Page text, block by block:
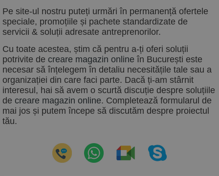
Pe site-ul nostru puteți urmări în permanență ofertele
speciale, promoțiile și pachete standardizate de
servicii & soluții adresate antreprenorilor.
Cu toate acestea, știm că pentru a-ți oferi soluții
potrivite de creare magazin online în București este
necesar să înțelegem în detaliu necesitățile tale sau a
organizației din care faci parte. Dacă ți-am stârnit
interesul, hai să avem o scurtă discuție despre soluțiile
de creare magazin online. Completează formularul de
mai jos și putem începe să discutăm despre proiectul
tău.